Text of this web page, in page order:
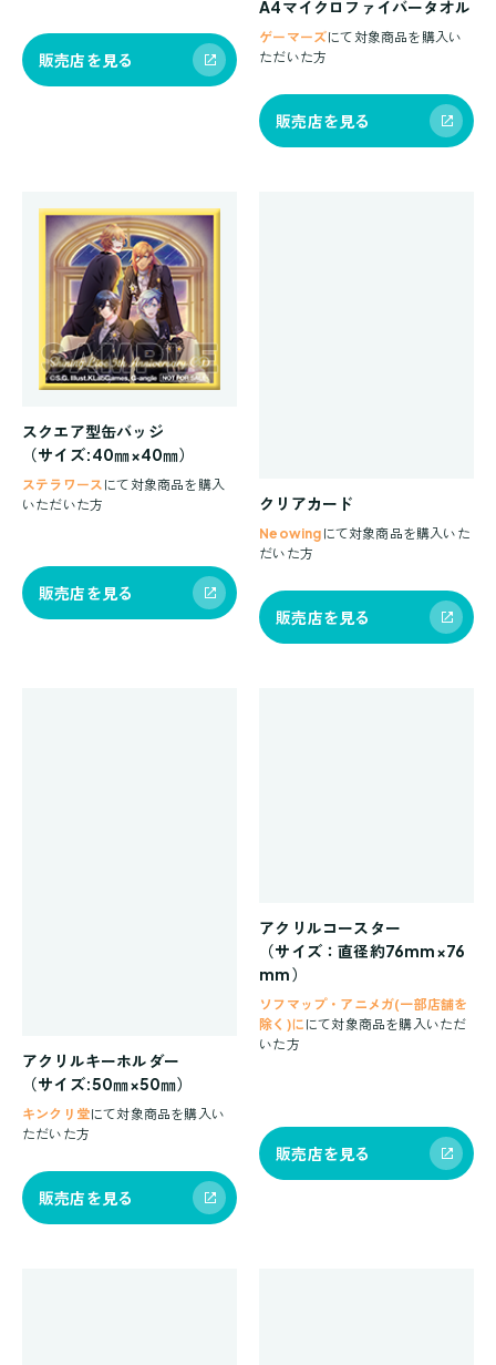
販売店を見る
A4マイクロファイバータオル
ゲーマーズにて対象商品を購入い
ただいた方
販売店を見る
スクエア型缶バッジ
（サイズ:40㎜×40㎜）
ステラワース にて対象商品を購入
いただいた方
販売店を見る
クリアカード
Neowing にて対象商品を購入いた
だいた方
販売店を見る
アクリルキーホルダー
（サイズ:50㎜×50㎜）
キンクリ堂にて対象商品を購入い
ただいた方
販売店を見る
アクリルコースター
（サイズ：直径約76mm×76
mm）
ソフマップ・アニメガ(一部店舗を
除く)に にて対象商品を購入いただ
いた方
販売店を見る